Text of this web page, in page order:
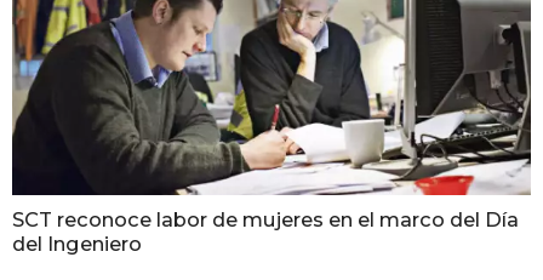
SCT reconoce labor de mujeres en el marco del Día
del Ingeniero